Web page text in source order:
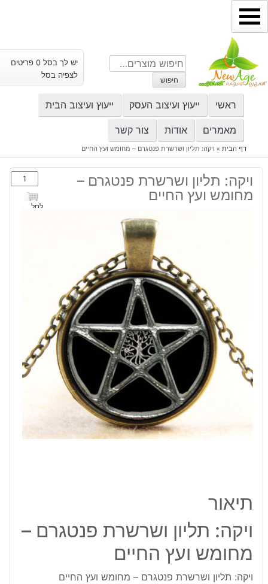
דילוג
לתוכן
חיפוש
עבור:
חיפוש
יש לך בסל 0 פריטים
לצפיה בסל
ראשי ייעוץ ועיצוב העסק ייעוץ ועיצוב הבית
מאמרים אודות צור קשר
דף הבית» ויקה: תליון ושרשרת פנטגרם – מחומש ועץ החיים
ויקה: תליון ושרשרת פנטגרם –
מחומש ועץ החיים
כמות
של
ויקה:
לסל
תיאור
ויקה: תליון ושרשרת פנטגרם –
מחומש ועץ החיים
ויקה: תליון ושרשרת פנטגרם – מחומש ועץ החיים